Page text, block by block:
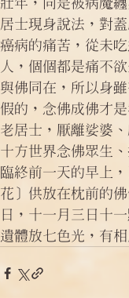
居士現身說法，對
癌病的痛苦，從未
人，個個都是痛不
與佛同在，所以身
假的，念佛成佛才
老居士，厭離娑婆
十方世界念佛眾生
臨終前一天的早上
花〕供放在枕前的
日，十一月三日十
遺體放七色光，有相